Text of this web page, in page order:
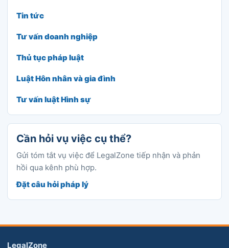
Tin tức
Tư vấn doanh nghiệp
Thủ tục pháp luật
Luật Hôn nhân và gia đình
Tư vấn luật Hình sự
Cần hỏi vụ việc cụ thể?
Gửi tóm tắt vụ việc để LegalZone tiếp nhận và phản
hồi qua kênh phù hợp.
Đặt câu hỏi pháp lý
LegalZone